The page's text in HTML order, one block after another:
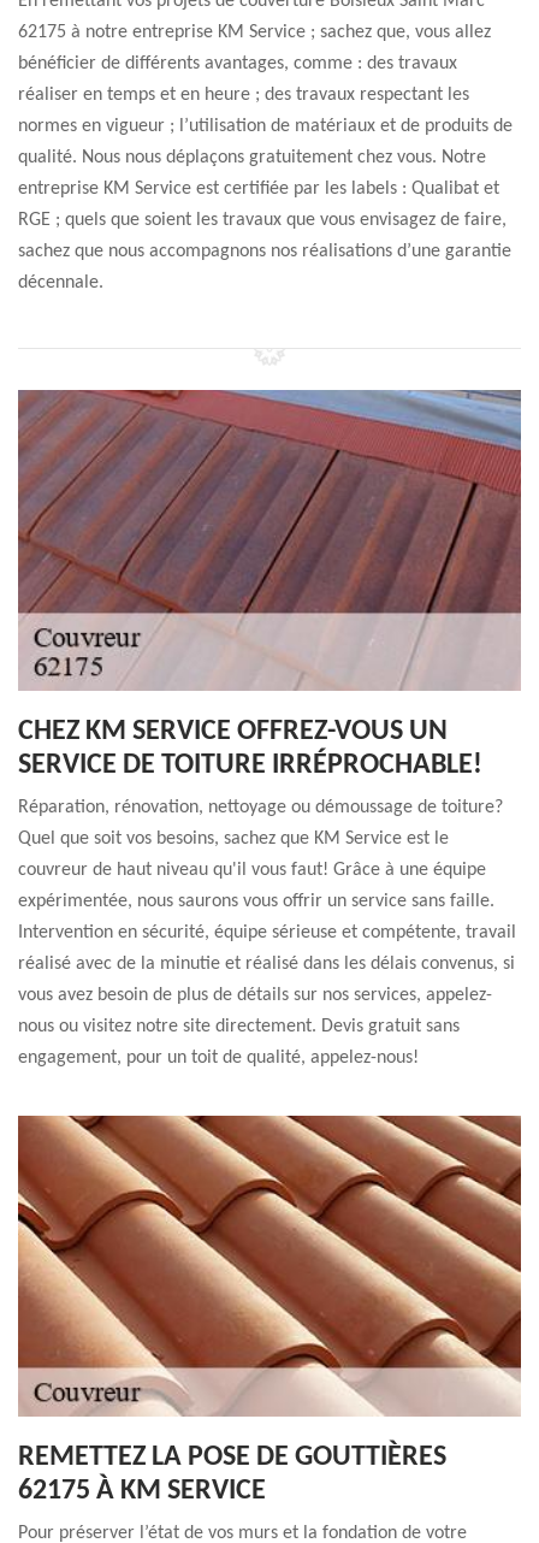
62175 à notre entreprise KM Service ; sachez que, vous allez
bénéficier de différents avantages, comme : des travaux
réaliser en temps et en heure ; des travaux respectant les
normes en vigueur ; l’utilisation de matériaux et de produits de
qualité. Nous nous déplaçons gratuitement chez vous. Notre
entreprise KM Service est certifiée par les labels : Qualibat et
RGE ; quels que soient les travaux que vous envisagez de faire,
sachez que nous accompagnons nos réalisations d’une garantie
décennale.
CHEZ KM SERVICE OFFREZ-VOUS UN
SERVICE DE TOITURE IRRÉPROCHABLE!
Réparation, rénovation, nettoyage ou démoussage de toiture?
Quel que soit vos besoins, sachez que KM Service est le
couvreur de haut niveau qu'il vous faut! Grâce à une équipe
expérimentée, nous saurons vous offrir un service sans faille.
Intervention en sécurité, équipe sérieuse et compétente, travail
réalisé avec de la minutie et réalisé dans les délais convenus, si
vous avez besoin de plus de détails sur nos services, appelez-
nous ou visitez notre site directement. Devis gratuit sans
engagement, pour un toit de qualité, appelez-nous!
REMETTEZ LA POSE DE GOUTTIÈRES
62175 À KM SERVICE
Pour préserver l’état de vos murs et la fondation de votre